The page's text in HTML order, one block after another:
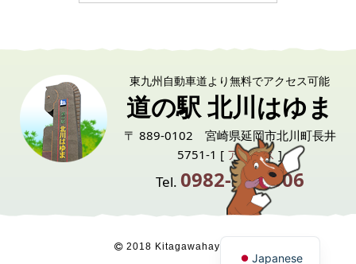
東九州自動車道より無料でアクセス可能
道の駅 北川はゆま
〒 889-0102 宮崎県延岡市北川町長井
5751-1 [ アクセス ]
Tel. 0982-24-6006
2018 Kitagawahayuma
Japanese